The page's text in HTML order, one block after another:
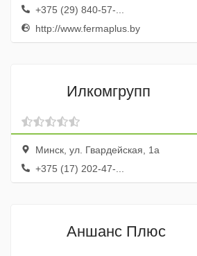
+375 (29) 840-57-...
http://www.fermaplus.by
Илкомгрупп
Минск, ул. Гвардейская, 1а
+375 (17) 202-47-...
Аншанс Плюс